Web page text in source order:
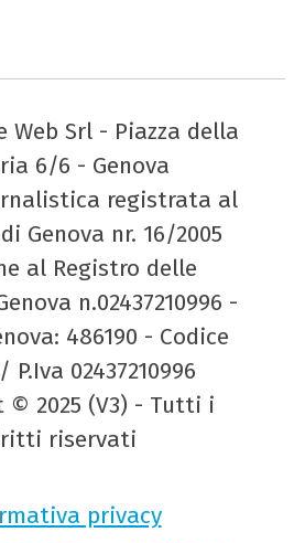
Web Srl - Piazza della
6/6 - Genova
registrata al
Genova nr. 16/2005
al Registro delle
n.02437210996 -
486190 - Codice
P.Iva 02437210996
© 2025 (V3) - Tutti i
riservati
privacy